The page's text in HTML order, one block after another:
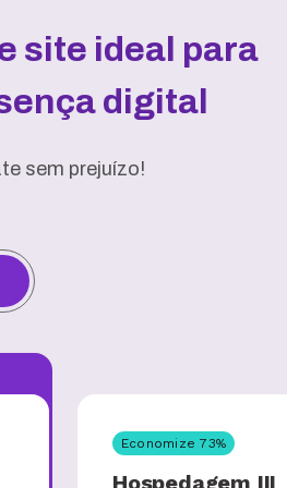
site ideal para
digital
sem prejuízo!
Economize73%
Hospedagem III